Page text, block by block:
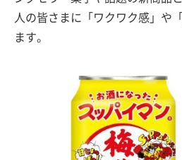
人の皆さまに「ワクワク感」や
ます。